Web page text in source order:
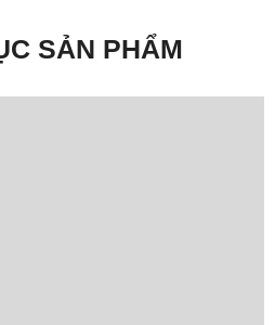
SẢN PHẨM